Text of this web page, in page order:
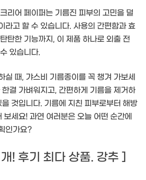
리어 페이퍼는 기름진 피부의 고민을 덜
라고 할 수 있습니다. 사용의 간편함과 효
탄한 기능까지, 이 제품 하나로 외출 전
있습니다.
실 때, 갸스비 기름종이를 꼭 챙겨 가보세
결 가벼워지고, 간편하게 기름을 제거하
것입니다. 기름에 지친 피부로부터 해방
보세요! 과연 여러분은 오늘 어떤 순간에
인가요?
! 후기 최다 상품. 강추 ]